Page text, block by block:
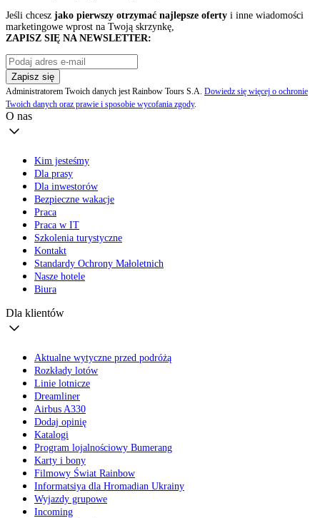
Jeśli chcesz jako pierwszy otrzymać najlepsze oferty i inne wiadomości
marketingowe wprost na Twoją skrzynkę,
ZAPISZ SIĘ NA NEWSLETTER:
Zapisz się
Administratorem Twoich danych jest Rainbow Tours S.A. Dowiedz się więcej o ochronie
Twoich danych oraz prawie i sposobie wycofania zgody.
O nas
Kim jesteśmy
Dla prasy
Dla inwestorów
Bezpieczne wakacje
Praca
Praca w IT
Szkolenia turystyczne
Kontakt
Standardy Ochrony Małoletnich
Nasze hotele
Biura
Dla klientów
Aktualne wytyczne przed podróżą
Rozkłady lotów
Linie lotnicze
Dreamliner
Airbus A330
Dodaj opinię
Katalogi
Program lojalnościowy Bumerang
Karty i bony
Filmowy Świat Rainbow
Informatsiya dla Hromadian Ukrainy
Wyjazdy grupowe
Incoming